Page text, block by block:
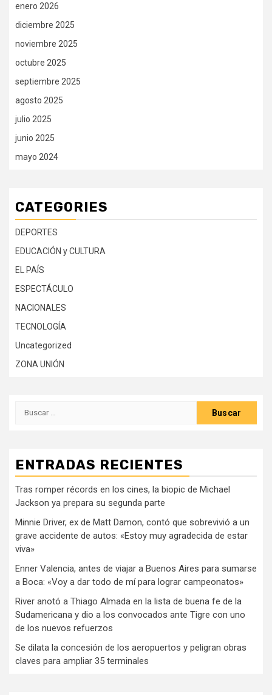
enero 2026
diciembre 2025
noviembre 2025
octubre 2025
septiembre 2025
agosto 2025
julio 2025
junio 2025
mayo 2024
CATEGORIES
DEPORTES
EDUCACIÓN y CULTURA
EL PAÍS
ESPECTÁCULO
NACIONALES
TECNOLOGÍA
Uncategorized
ZONA UNIÓN
Buscar:
ENTRADAS RECIENTES
Tras romper récords en los cines, la biopic de Michael
Jackson ya prepara su segunda parte
Minnie Driver, ex de Matt Damon, contó que sobrevivió a un
grave accidente de autos: «Estoy muy agradecida de estar
viva»
Enner Valencia, antes de viajar a Buenos Aires para sumarse
a Boca: «Voy a dar todo de mí para lograr campeonatos»
River anotó a Thiago Almada en la lista de buena fe de la
Sudamericana y dio a los convocados ante Tigre con uno
de los nuevos refuerzos
Se dilata la concesión de los aeropuertos y peligran obras
claves para ampliar 35 terminales